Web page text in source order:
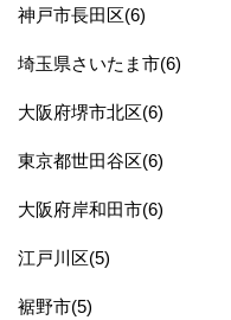
神戸市長田区(6)
埼玉県さいたま市(6)
大阪府堺市北区(6)
東京都世田谷区(6)
大阪府岸和田市(6)
江戸川区(5)
裾野市(5)